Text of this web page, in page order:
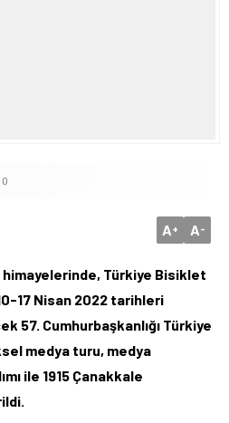
0
A+ A-
himayelerinde, Türkiye Bisiklet
17 Nisan 2022 tarihleri
57. Cumhurbaşkanlığı Türkiye
medya turu, medya
ile 1915 Çanakkale